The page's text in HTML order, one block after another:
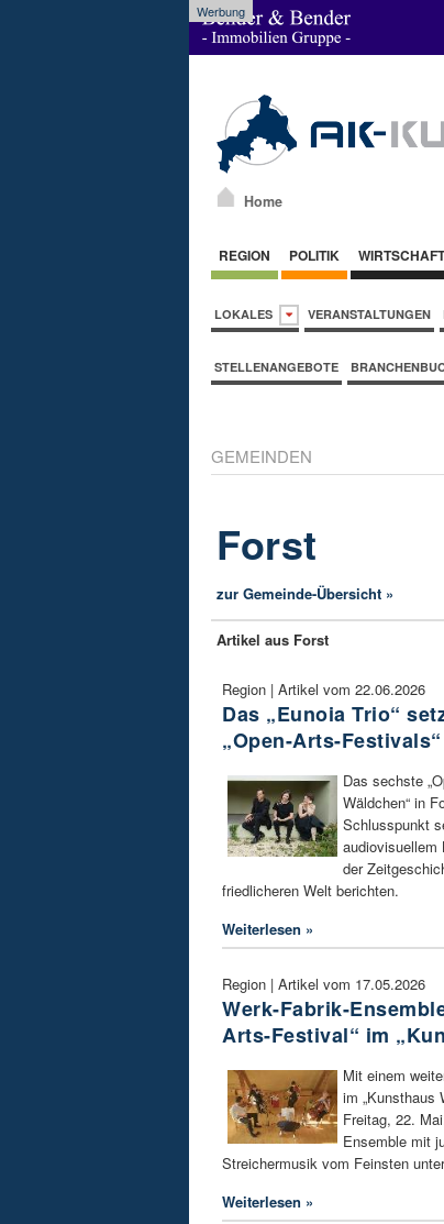
Werbung
Home
REGION POLITIK
LOKALES VERANSTALTUNGEN
STELLENANGEBOTE
GEMEINDEN
Forst
zur Gemeinde-Übersicht »
Artikel aus Forst
Region | Artikel vom 22.06.2026
Das „Eunoia Trio“
„Open-Arts-
Das sechste
Wäldchen“ in
Schlusspunkt
audiovisuellem
der
friedlicheren Welt berichten.
Weiterlesen »
Region | Artikel vom 17.05.2026
Werk-Fabrik-
Arts-Festival“ im
Mit einem
im „Kunsthaus
Freitag, 22.
Ensemble mit
Streichermusik vom Feinsten
Weiterlesen »